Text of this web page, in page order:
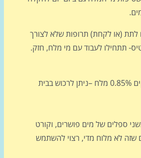
לקחת) תרופות שלא לצורך
לעבוד עם מי מלח, חזק.
מי מלח במים מזוקקים 0.85% מלח –ניתן לרכוש בבית
של מים פושרים, וקורט
מדי, רצוי להשתמש